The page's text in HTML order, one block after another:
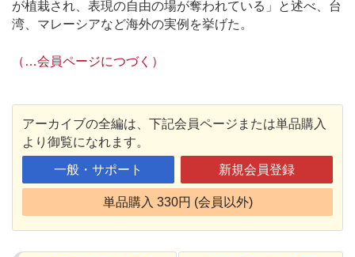
が植栽され、表現の自由の場が奪われている」と述べ、台
湾、マレーシアなど海外の実例を挙げた。
（…会員ページにつづく）
アーカイブの全編は、下記会員ページまたは単品購入
より御覧になれます。
一般・サポート 新規会員登録
単品購入 330円 (会員以外)